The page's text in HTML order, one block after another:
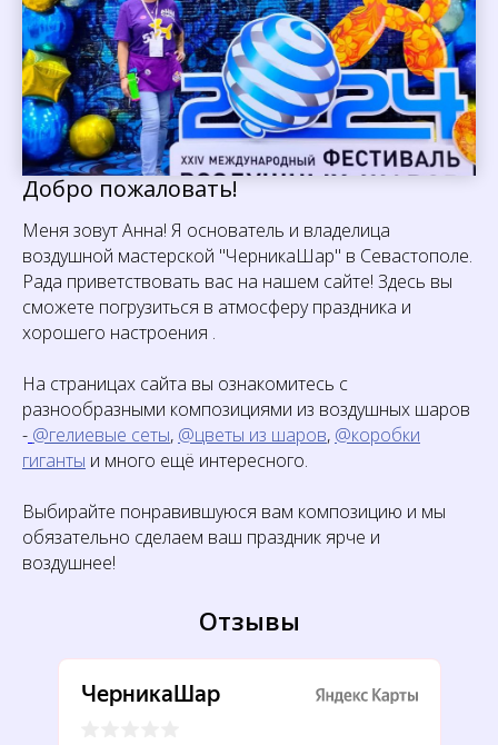
Добро пожаловать!
Меня зовут Анна! Я основатель и владелица
воздушной мастерской "ЧерникаШар" в Севастополе.
Рада приветствовать вас на нашем сайте! Здесь вы
сможете погрузиться в атмосферу праздника и
хорошего настроения .
На страницах сайта вы ознакомитесь с
разнообразными композициями из воздушных шаров
- @гелиевые сеты, @цветы из шаров, @коробки
гиганты и много ещё интересного.
Выбирайте понравившуюся вам композицию и мы
обязательно сделаем ваш праздник ярче и
воздушнее!
Отзывы